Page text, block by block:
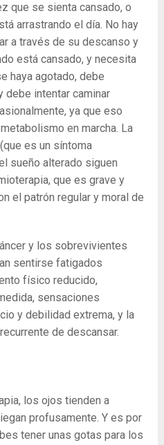
que se sienta cansado, o
arrastrando el día. No hay
a través de su descanso y
está cansado, y necesita
haya agotado, debe
debe intentar caminar
ya que eso
en marcha. La
es un síntoma
sueño alterado siguen
que es grave y
el patrón regular y moral de
y los sobrevivientes
sentirse fatigados
físico reducido,
sensaciones
y debilidad extrema, y ​​la
de descansar.
los ojos tienden a
profusamente. Y es por
tener unas gotas para los